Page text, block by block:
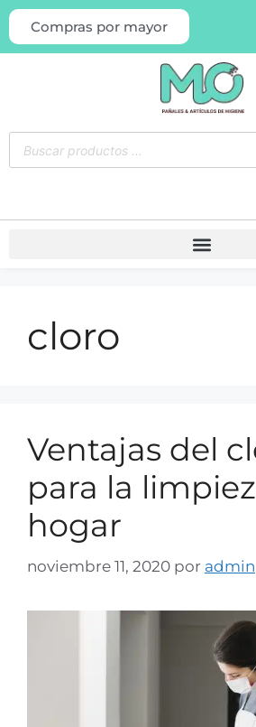
Compras por mayor
cloro
Ventajas del
para la
hogar
noviembre 11, 2020 por admin